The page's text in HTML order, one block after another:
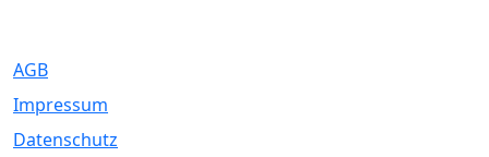
AGB
Impressum
Datenschutz